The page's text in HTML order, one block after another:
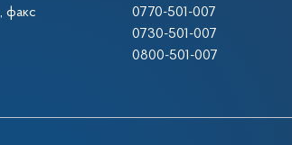
, факс
0770-501-007
0730-501-007
0800-501-007